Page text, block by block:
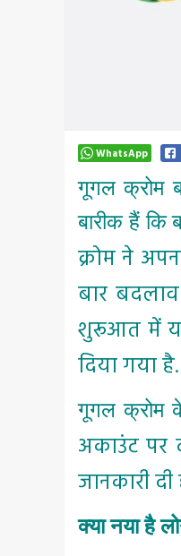
WhatsApp
गूगल क्रोम
बारीक हैं कि
क्रोम ने
बार
शुरूआत में
दिया गया है.
गूगल क्रोम
अकाउंट पर
जानकारी दी
क्या नया है